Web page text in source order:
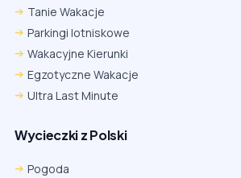
Tanie Wakacje
Parkingi lotniskowe
Wakacyjne Kierunki
Egzotyczne Wakacje
Ultra Last Minute
Wycieczki z Polski
Pogoda